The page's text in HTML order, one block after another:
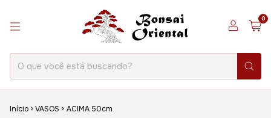
0
Início >VASOS > ACIMA 50cm